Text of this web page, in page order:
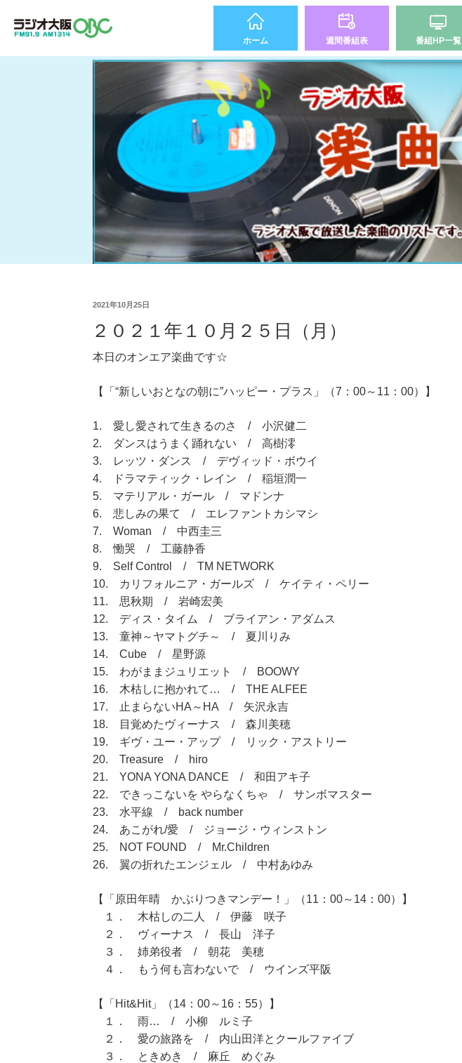
ホーム 週間番組表 番組HP一覧
2021年10月25日
２０２１年１０月２５日（月）
本日のオンエア楽曲です☆
【「“新しいおとなの朝に”ハッピー・プラス」（7：00～11：00）】
1. 愛し愛されて生きるのさ / 小沢健二
2. ダンスはうまく踊れない / 高樹澪
3. レッツ・ダンス / デヴィッド・ボウイ
4. ドラマティック・レイン / 稲垣潤一
5. マテリアル・ガール / マドンナ
6. 悲しみの果て / エレファントカシマシ
7. Woman / 中西圭三
8. 慟哭 / 工藤静香
9. Self Control / TM NETWORK
10. カリフォルニア・ガールズ / ケイティ・ペリー
11. 思秋期 / 岩崎宏美
12. ディス・タイム / ブライアン・アダムス
13. 童神～ヤマトグチ～ / 夏川りみ
14. Cube / 星野源
15. わがままジュリエット / BOOWY
16. 木枯しに抱かれて… / THE ALFEE
17. 止まらないHA～HA / 矢沢永吉
18. 目覚めたヴィーナス / 森川美穂
19. ギヴ・ユー・アップ / リック・アストリー
20. Treasure / hiro
21. YONA YONA DANCE / 和田アキ子
22. できっこないを やらなくちゃ / サンボマスター
23. 水平線 / back number
24. あこがれ/愛 / ジョージ・ウィンストン
25. NOT FOUND / Mr.Children
26. 翼の折れたエンジェル / 中村あゆみ
【「原田年晴 かぶりつきマンデー！」（11：00～14：00）】
１． 木枯しの二人 / 伊藤 咲子
２． ヴィーナス / 長山 洋子
３． 姉弟役者 / 朝花 美穂
４． もう何も言わないで / ウインズ平阪
【「Hit&Hit」（14：00～16：55）】
１． 雨… / 小柳 ルミ子
２． 愛の旅路を / 内山田洋とクールファイブ
３． ときめき / 麻丘 めぐみ